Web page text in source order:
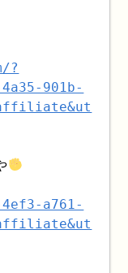
?
901b-
4ef3-a761-